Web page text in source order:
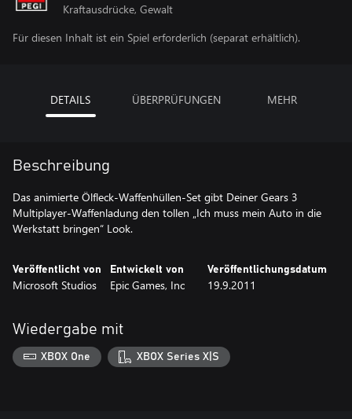
Kraftausdrücke, Gewalt
Für diesen Inhalt ist ein Spiel erforderlich (separat erhältlich).
DETAILS ÜBERPRÜFUNGEN MEHR
Beschreibung
Das animierte Ölfleck-Waffenhüllen-Set gibt Deiner Gears 3
Multiplayer-Waffenladung den tollen „Ich muss mein Auto in die
Werkstatt bringen“ Look.
Veröffentlicht von
Microsoft Studios
Entwickelt von
Epic Games, Inc
Veröffentlichungsdatum
19.9.2011
Wiedergabe mit
XBOX One XBOX Series X|S